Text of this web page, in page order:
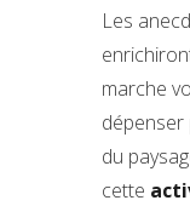
Les
marche
du
cette